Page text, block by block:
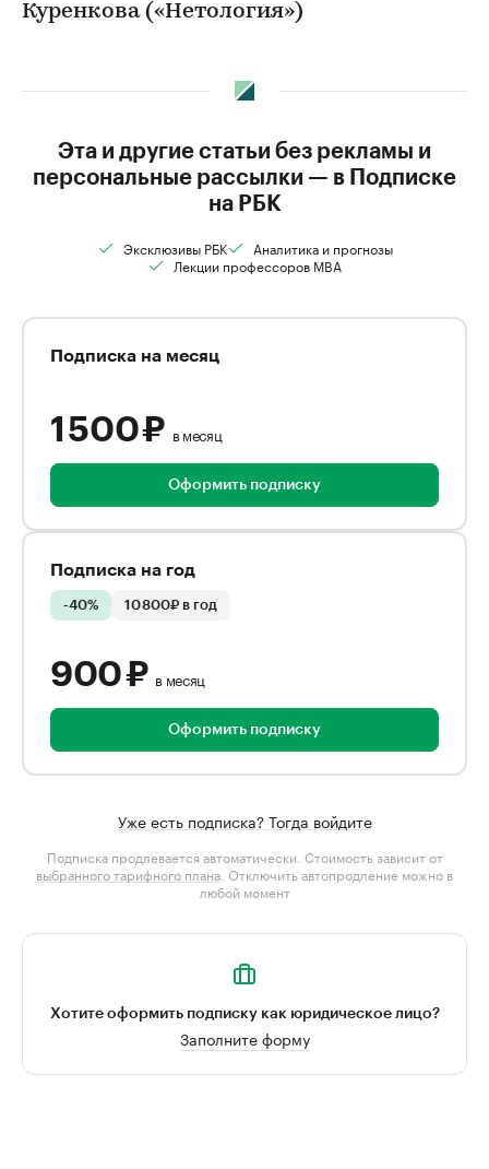
Куренкова («Нетология»)
Эта и другие статьи без рекламы и
персональные рассылки — в Подписке
на РБК
Эксклюзивы РБК
Аналитика и прогнозы
Лекции профессоров MBA
Подписка на месяц
1 500 ₽ в месяц
Оформить подписку
Подписка на год
-40% 10 800₽ в год
900 ₽ в месяц
Оформить подписку
Уже есть подписка? Тогда войдите
Подписка продлевается автоматически. Стоимость зависит от
выбранного тарифного плана . Отключить автопродление можно в
любой момент
Хотите оформить подписку как юридическое лицо?
Заполните форму